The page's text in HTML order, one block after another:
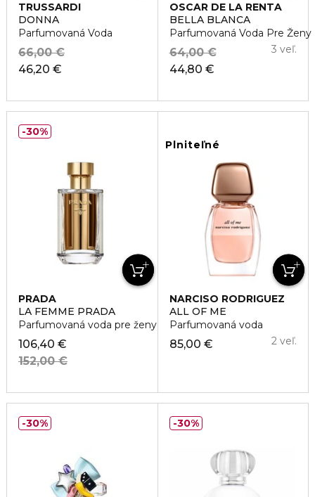
TRUSSARDI
DONNA
Parfumovaná Voda
46,20 €
66,00 €
OSCAR DE LA RENTA
BELLA BLANCA
Parfumovaná Voda Pre Ženy
44,80 €
64,00 € 3 veľ.
PRADA
LA FEMME PRADA
Parfumovaná voda pre ženy
106,40 €
152,00 €
30%
Plniteľné
NARCISO RODRIGUEZ
ALL OF ME
Parfumovaná voda
85,00 € 2 veľ.
30% 30%